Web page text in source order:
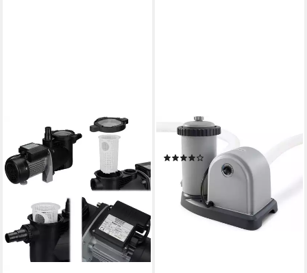
INTEX
Filterpumpen C1500
(1)
lieferbar - in 6-8 Werktagen bei dir